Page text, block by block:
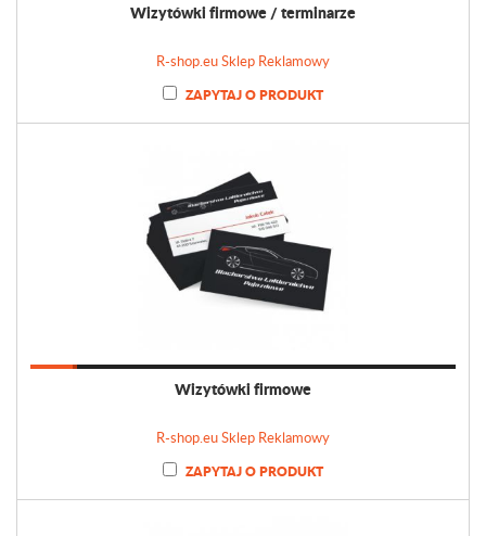
Wizytówki firmowe / terminarze
R-shop.eu Sklep Reklamowy
ZAPYTAJ O PRODUKT
Wizytówki firmowe
R-shop.eu Sklep Reklamowy
ZAPYTAJ O PRODUKT